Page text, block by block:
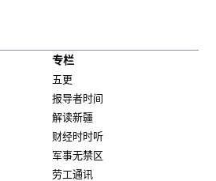
专栏
五更
报导者时间
解读新疆
财经时时听
军事无禁区
劳工通讯